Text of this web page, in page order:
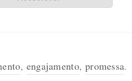
, engajamento, promessa.